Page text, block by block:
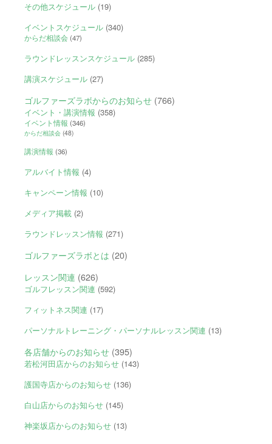
その他スケジュール(19)
イベントスケジュール(340)
からだ相談会(47)
ラウンドレッスンスケジュール(285)
講演スケジュール(27)
ゴルファーズラボからのお知らせ(766)
イベント・講演情報 (358)
イベント情報 (346)
からだ相談会(48)
講演情報 (36)
アルバイト情報 (4)
キャンペーン情報 (10)
メディア掲載(2)
ラウンドレッスン情報 (271)
ゴルファーズラボとは (20)
レッスン関連 (626)
ゴルフレッスン関連 (592)
フィットネス関連 (17)
パーソナルトレーニング・パーソナルレッスン関連 (13)
各店舗からのお知らせ(395)
若松河田店からのお知らせ(143)
護国寺店からのお知らせ(136)
白山店からのお知らせ(145)
神楽坂店からのお知らせ(13)